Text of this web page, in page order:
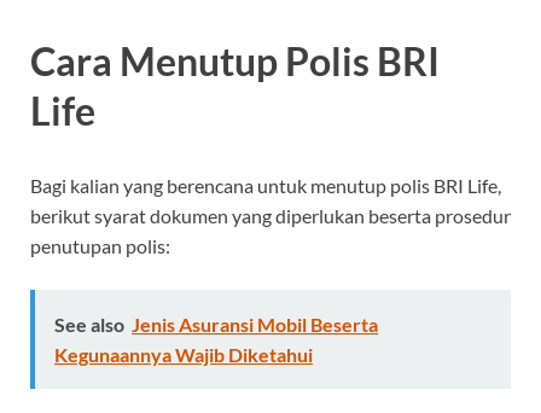
Cara Menutup Polis BRI
Life
Bagi kalian yang berencana untuk menutup polis BRI Life,
berikut syarat dokumen yang diperlukan beserta prosedur
penutupan polis:
See also Jenis Asuransi Mobil Beserta
Kegunaannya Wajib Diketahui